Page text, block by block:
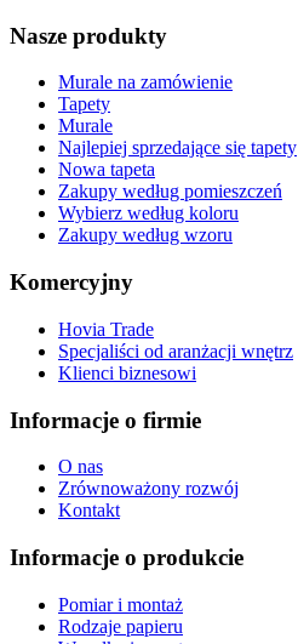
Nasze produkty
Murale na zamówienie
Tapety
Murale
Najlepiej sprzedające się tapety
Nowa tapeta
Zakupy według pomieszczeń
Wybierz według koloru
Zakupy według wzoru
Komercyjny
Hovia Trade
Specjaliści od aranżacji wnętrz
Klienci biznesowi
Informacje o firmie
O nas
Zrównoważony rozwój
Kontakt
Informacje o produkcie
Pomiar i montaż
Rodzaje papieru